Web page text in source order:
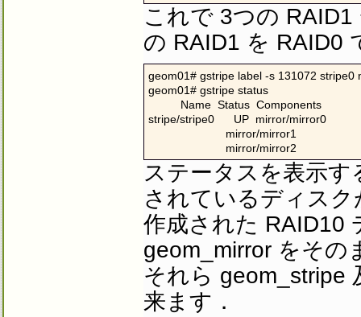
これで 3つの
の RAID1 を RAID0
geom01# gstripe label -s 131072
geom01# gstripe status
          Name  Status  Components
stripe/stripe0      UP  mirror/mirror0
                        mirror/mirror1
                        mirror/mirror2
ステータスを表示
されているディス
作成された RAID10
geom_mirror をその
それら geom_stripe
来ます．